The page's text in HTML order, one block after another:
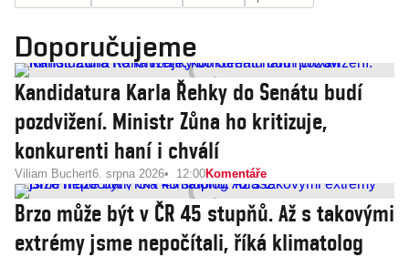
Doporučujeme
Kandidatura Karla Řehky do Senátu budí
pozdvižení. Ministr Zůna ho kritizuje,
konkurenti haní i chválí
Viliam Buchert6. srpna 2026 12:00Komentáře
Brzo může být v ČR 45 stupňů. Až s takovými
extrémy jsme nepočítali, říká klimatolog